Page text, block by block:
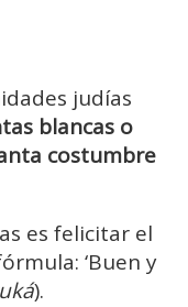
judías
blancas o
costumbre
es felicitar el
‘Buen y
).